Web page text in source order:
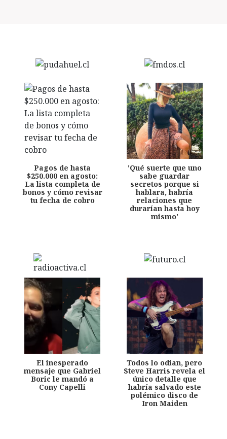
Pagos de hasta
$250.000 en agosto:
La lista completa de
bonos y cómo revisar
tu fecha de cobro
'Qué suerte que uno
sabe guardar
secretos porque si
hablara, habría
relaciones que
durarían hasta hoy
mismo'
El inesperado
mensaje que Gabriel
Boric le mandó a
Cony Capelli
Todos lo odian, pero
Steve Harris revela el
único detalle que
habría salvado este
polémico disco de
Iron Maiden